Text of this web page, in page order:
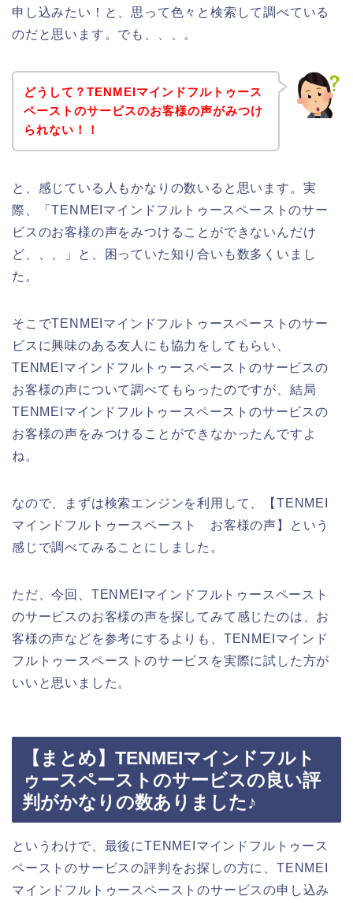
申し込みたい！と、思って色々と検索して調べている
のだと思います。でも、、、。
どうして？TENMEIマインドフルトゥース
ペーストのサービスのお客様の声がみつけ
られない！！
と、感じている人もかなりの数いると思います。実
際、「TENMEIマインドフルトゥースペーストのサー
ビスのお客様の声をみつけることができないんだけ
ど、、、」と、困っていた知り合いも数多くいまし
た。
そこでTENMEIマインドフルトゥースペーストのサー
ビスに興味のある友人にも協力をしてもらい、
TENMEIマインドフルトゥースペーストのサービスの
お客様の声について調べてもらったのですが、結局
TENMEIマインドフルトゥースペーストのサービスの
お客様の声をみつけることができなかったんですよ
ね。
なので、まずは検索エンジンを利用して、【TENMEI
マインドフルトゥースペースト お客様の声】という
感じで調べてみることにしました。
ただ、今回、TENMEIマインドフルトゥースペースト
のサービスのお客様の声を探してみて感じたのは、お
客様の声などを参考にするよりも、TENMEIマインド
フルトゥースペーストのサービスを実際に試した方が
いいと思いました。
【まとめ】TENMEIマインドフルト
ゥースペーストのサービスの良い評
判がかなりの数ありました♪
というわけで、最後にTENMEIマインドフルトゥース
ペーストのサービスの評判をお探しの方に、TENMEI
マインドフルトゥースペーストのサービスの申し込み